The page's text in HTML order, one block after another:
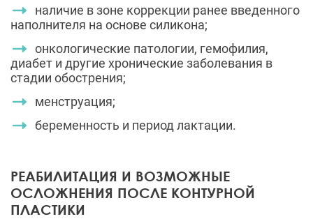
наличие в зоне коррекции ранее введенного
наполнителя на основе силикона;
онкологические патологии, гемофилия,
диабет и другие хронические заболевания в
стадии обострения;
менструация;
беременность и период лактации.
РЕАБИЛИТАЦИЯ И ВОЗМОЖНЫЕ
ОСЛОЖНЕНИЯ ПОСЛЕ КОНТУРНОЙ
ПЛАСТИКИ